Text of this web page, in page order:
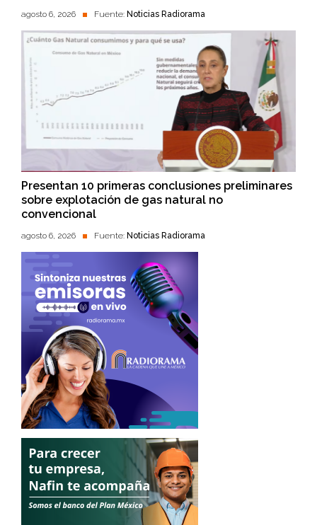
agosto 6, 2026 Fuente: Noticias Radiorama
Presentan 10 primeras conclusiones preliminares
sobre explotación de gas natural no
convencional
agosto 6, 2026 Fuente: Noticias Radiorama